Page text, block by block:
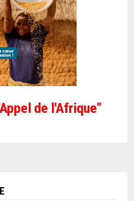
de l'Afrique"